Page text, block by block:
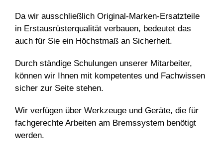
Da wir ausschließlich Original-Marken-Ersatzteile
in Erstausrüsterqualität verbauen, bedeutet das
auch für Sie ein Höchstmaß an Sicherheit.
Durch ständige Schulungen unserer Mitarbeiter,
können wir Ihnen mit kompetentes und Fachwissen
sicher zur Seite stehen.
Wir verfügen über Werkzeuge und Geräte, die für
fachgerechte Arbeiten am Bremssystem benötigt
werden.